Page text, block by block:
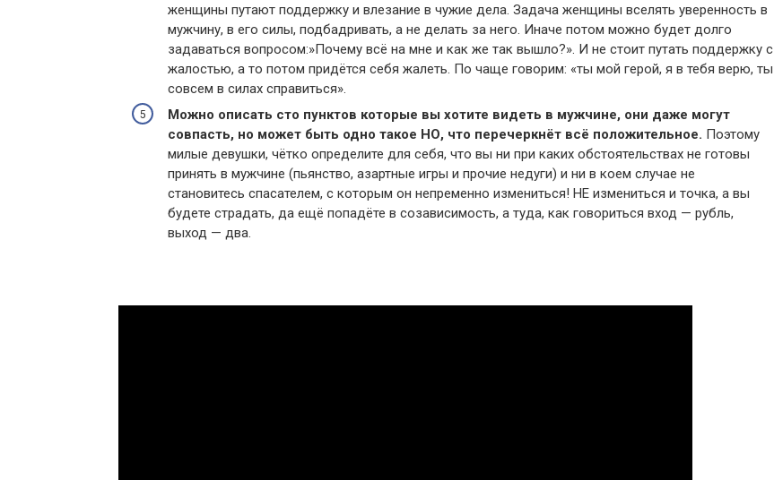
женщины путают поддержку и влезание в чужие дела. Задача женщины вселять уверенность в
мужчину, в его силы, подбадривать, а не делать за него. Иначе потом можно будет долго
задаваться вопросом:»Почему всё на мне и как же так вышло?». И не стоит путать поддержку с
жалостью, а то потом придётся себя жалеть. По чаще говорим: «ты мой герой, я в тебя верю, ты
совсем в силах справиться».
Можно описать сто пунктов которые вы хотите видеть в мужчине, они даже могут
совпасть, но может быть одно такое НО, что перечеркнёт всё положительное. Поэтому
милые девушки, чётко определите для себя, что вы ни при каких обстоятельствах не готовы
принять в мужчине (пьянство, азартные игры и прочие недуги) и ни в коем случае не
становитесь спасателем, с которым он непременно измениться! НЕ измениться и точка, а вы
будете страдать, да ещё попадёте в созависимость, а туда, как говориться вход — рубль,
выход — два.